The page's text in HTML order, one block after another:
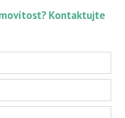
Kontaktujte